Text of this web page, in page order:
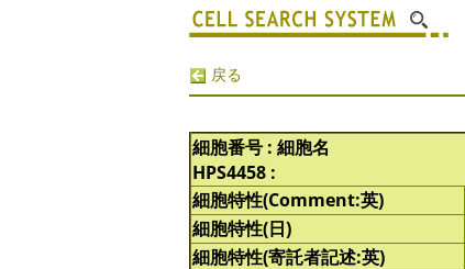
戻る
細胞番号 : 細胞名
HPS4458 :
細胞特性(Comment:英)
細胞特性(日)
細胞特性(寄託者記述:英)